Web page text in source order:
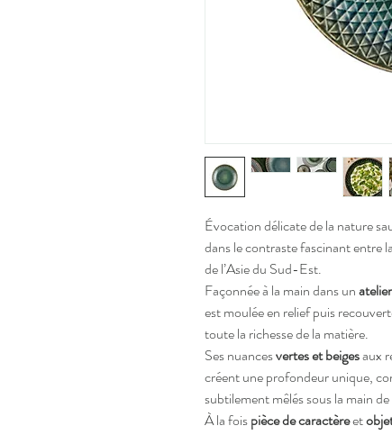
Évocation délicate de la nature
dans le contraste fascinant entre
de l’Asie du Sud-Est.
Façonnée à la main dans un
est moulée en relief puis
toute la richesse de la matière.
Ses nuancesvertes et beigesaux
créent une profondeur unique,
subtilement mêlés sous la main de
À la foispièce de caractèreet